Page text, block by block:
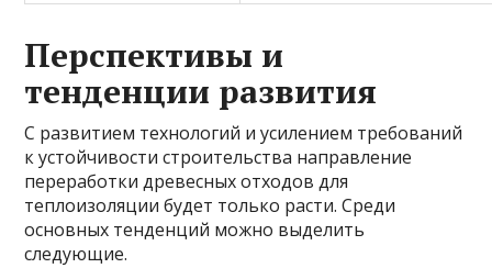
Перспективы и
тенденции развития
С развитием технологий и усилением требований
к устойчивости строительства направление
переработки древесных отходов для
теплоизоляции будет только расти. Среди
основных тенденций можно выделить
следующие.